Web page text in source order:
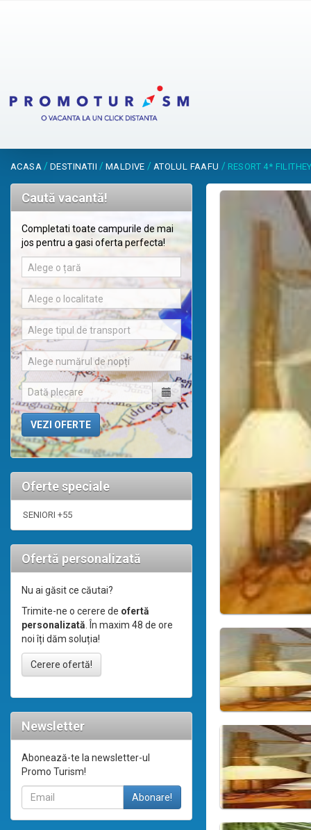
ACASA / DESTINATII / MALDIVE / ATOLUL FAAFU / RESORT 4*
Caută vacantă!
Completati toate campurile de mai
jos pentru a gasi oferta perfecta!
Alege o țară
Alege o localitate
Alege tipul de transport
Alege numărul de nopți
Oferte speciale
SENIORI +55
Ofertă personalizată
Nu ai găsit ce căutai?
Trimite-ne o cerere de ofertă
personalizată. În maxim 48 de ore
noi îți dăm soluția!
Cerere ofertă!
Newsletter
Abonează-te la newsletter-ul
Promo Turism!